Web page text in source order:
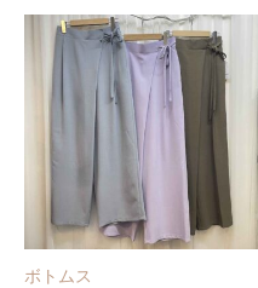
ボトムス